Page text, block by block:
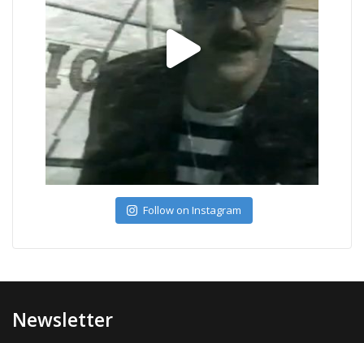
Follow on Instagram
Newsletter